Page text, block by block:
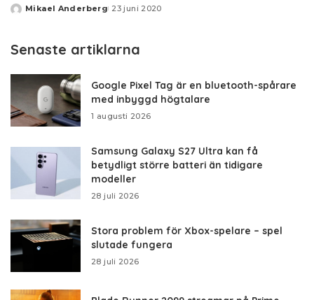
Posted
Mikael Anderberg 23 juni 2020
Senaste artiklarna
Google Pixel Tag är en bluetooth-spårare
med inbyggd högtalare
1 augusti 2026
Samsung Galaxy S27 Ultra kan få
betydligt större batteri än tidigare
modeller
28 juli 2026
Stora problem för Xbox-spelare – spel
slutade fungera
28 juli 2026